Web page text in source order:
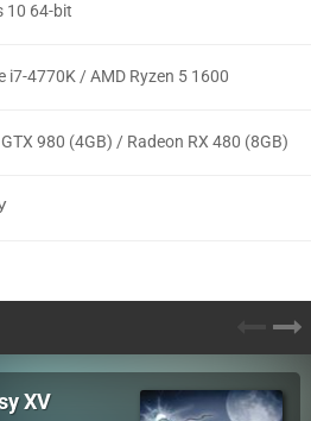
10 64-bit
i7-4770K / AMD Ryzen 5 1600
980 (4GB) / Radeon RX 480 (8GB)
XV